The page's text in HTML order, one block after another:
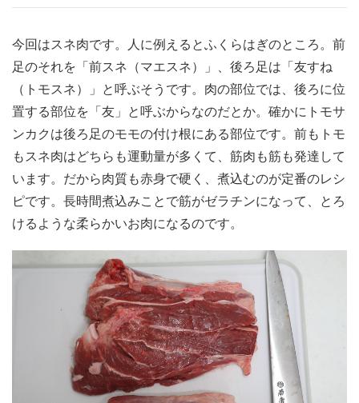
今回はスネ肉です。人に例えるとふくらはぎのところ。前
足のそれを「前スネ（マエスネ）」、後ろ足は「友すね
（トモスネ）」と呼ぶそうです。肉の部位では、後ろに位
置する部位を「友」と呼ぶからなのだとか。確かにトモサ
ンカクは後ろ足のモモの付け根にある部位です。前もトモ
もスネ肉はどちらも運動量が多くて、筋肉も筋も発達して
います。だから肉質も赤身で硬く、煮込むのが定番のレシ
ピです。長時間煮込みことで筋がゼラチンになって、とろ
けるような柔らかいお肉になるのです。